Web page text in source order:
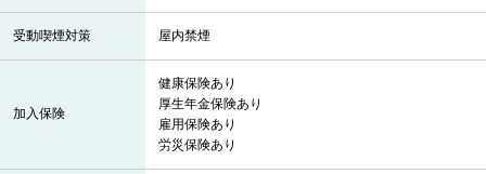
受動喫煙対策 屋内禁煙
加入保険
健康保険あり
厚生年金保険あり
雇用保険あり
労災保険あり